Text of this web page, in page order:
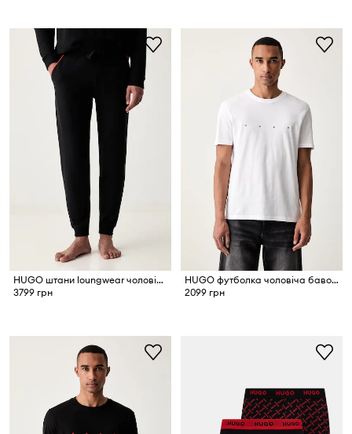
HUGO штани loungwear чоловічі з бавовною NOAH PANTS
3799 грн
HUGO футболка чоловіча бавовняна Dorosi
2099 грн